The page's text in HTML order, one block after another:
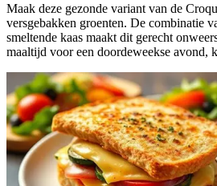
Maak deze gezonde variant van de
versgebakken groenten. De combinatie
smeltende kaas maakt dit gerecht
maaltijd voor een doordeweekse avond,